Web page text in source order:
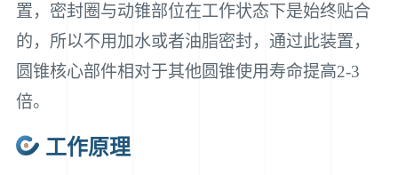
置，密封圈与动锥部位在工作状态下是始终贴合
的，所以不用加水或者油脂密封，通过此装置，
圆锥核心部件相对于其他圆锥使用寿命提高2-3
倍。
工作原理